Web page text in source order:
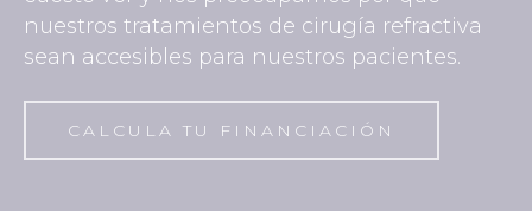
nuestros tratamientos de cirugía refractiva
sean accesibles para nuestros pacientes.
CALCULA TU FINANCIACIÓN